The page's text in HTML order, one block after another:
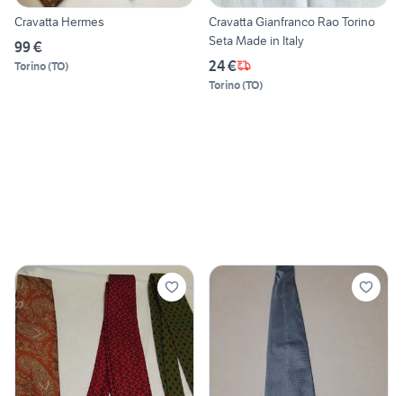
Cravatta Hermes
99 €
Torino(TO)
Cravatta Gianfranco Rao Torino
Seta Made in Italy
24 €
Torino(TO)